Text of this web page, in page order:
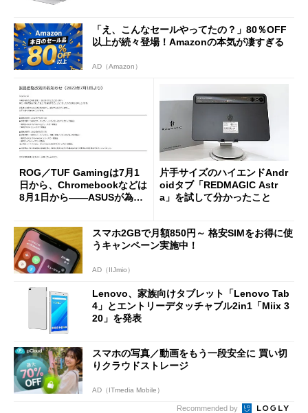
「え、こんなセールやってたの？」80％OFF
以上が続々登場！Amazonの本気が凄すぎる
AD（Amazon）
ROG／TUF Gamingは7月1
日から、Chromebookなどは
8月1日から――ASUSが為替
片手サイズのハイエンドAndr
oidタブ「REDMAGIC Astr
a」を試して分かったこと
スマホ2GBで月額850円～ 格安SIMをお得に使
うキャンペーン実施中！
AD（IIJmio）
Lenovo、家族向けタブレット「Lenovo Tab
4」とエントリーデタッチャブル2in1「Miix 3
20」を発表
スマホの写真／動画をもう一段安全に 買い切
りクラウドストレージ
AD（ITmedia Mobile）
Recommended by